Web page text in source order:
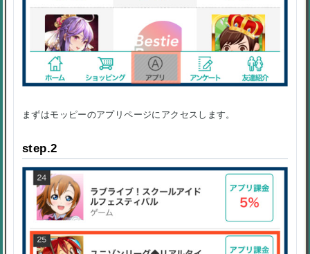
まずはモッピーのアプリページにアクセスします。
step.2